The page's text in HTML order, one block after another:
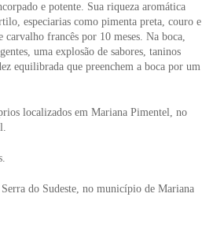
e potente. Sua riqueza aromática
especiarias como pimenta preta, couro e
carvalho francês por 10 meses. Na boca,
uma explosão de sabores, taninos
equilibrada que preenchem a boca por um
localizados em Mariana Pimentel, no
do Sudeste, no município de Mariana